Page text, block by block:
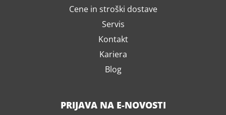
Cene in stroški dostave
Servis
Kontakt
Kariera
Blog
PRIJAVA NA E-NOVOSTI